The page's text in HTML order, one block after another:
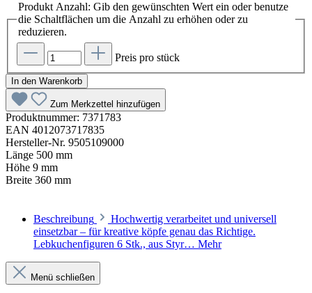
Produkt Anzahl: Gib den gewünschten Wert ein oder benutze
die Schaltflächen um die Anzahl zu erhöhen oder zu
reduzieren.
Preis pro stück
In den Warenkorb
Zum Merkzettel hinzufügen
Produktnummer: 7371783
EAN 4012073717835
Hersteller-Nr. 9505109000
Länge 500 mm
Höhe 9 mm
Breite 360 mm
Beschreibung
Hochwertig verarbeitet und universell
einsetzbar – für kreative köpfe genau das Richtige.
Lebkuchenfiguren 6 Stk., aus Styr… Mehr
Menü schließen